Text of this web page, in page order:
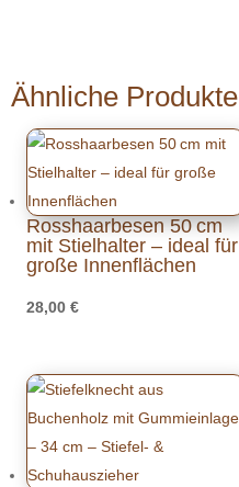
Ähnliche Produkte
Rosshaarbesen 50 cm
mit Stielhalter – ideal für
große Innenflächen
28,00 €